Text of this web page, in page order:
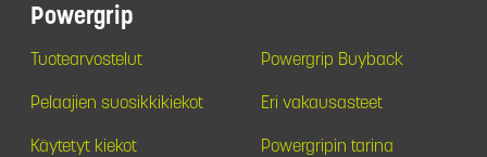
Powergrip
Tuotearvostelut Powergrip Buyback
Pelaajien suosikkikiekot Eri vakausasteet
Käytetyt kiekot Powergripin tarina